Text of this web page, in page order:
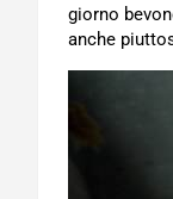
giorno
anche